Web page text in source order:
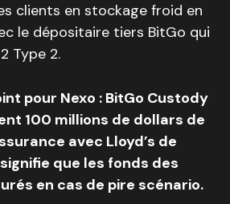
clients en stockage froid en
le dépositaire tiers BitGo qui
Type 2.
pour Nexo : BitGo Custody
100 millions de dollars de
avec Lloyd’s de
que les fonds des
en cas de pire scénario.